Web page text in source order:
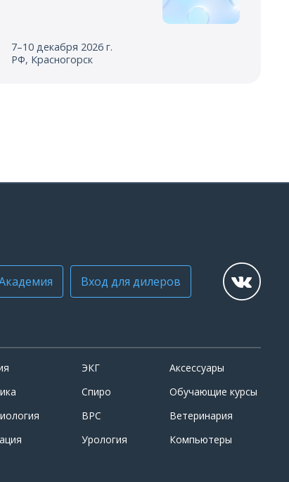
7–10 декабря 2026 г.
РФ, Красногорск
Вход для дилеров
ЭКГ
Спиро
ВРС
Урология
Аксессуары
Обучающие курсы
Ветеринария
Компьютеры